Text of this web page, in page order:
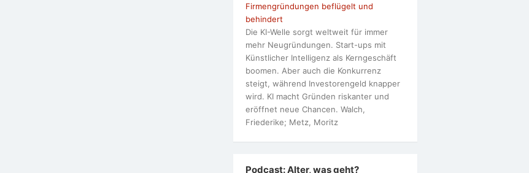
Firmengründungen beflügelt und
behindert
Die KI-Welle sorgt weltweit für immer
mehr Neugründungen. Start-ups mit
Künstlicher Intelligenz als Kerngeschäft
boomen. Aber auch die Konkurrenz
steigt, während Investorengeld knapper
wird. KI macht Gründen riskanter und
eröffnet neue Chancen. Walch,
Friederike; Metz, Moritz
Podcast: Alter, was geht?